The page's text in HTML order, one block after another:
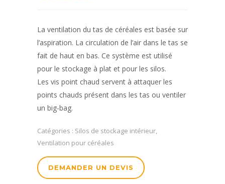
La ventilation du tas de céréales est basée sur
l’aspiration. La circulation de l’air dans le tas se
fait de haut en bas. Ce système est utilisé
pour le stockage à plat et pour les silos.
Les vis point chaud servent à attaquer les
points chauds présent dans les tas ou ventiler
un big-bag.
Catégories : Silos de stockage intérieur,
Ventilation pour céréales
DEMANDER UN DEVIS